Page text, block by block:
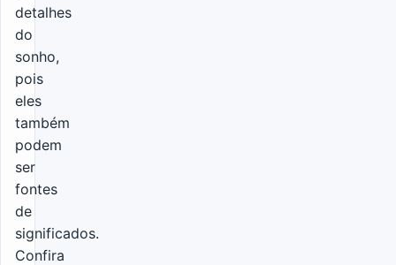
detalhes
do
sonho,
pois
eles
também
podem
ser
fontes
de
significados.
Confira